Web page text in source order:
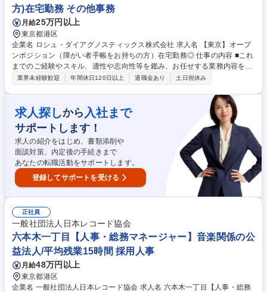
方)在宅勤務 その他事務
月給25万円以上
東京都港区
企業名 ロシュ・ダイアグノスティックス株式会社 求人名 【東京】オープ
ンポジション（障がい者手帳をお持ちの方）在宅勤務◎ 仕事の内容 ■これ
までのご経験やスキル、適性や志向性等を鑑み、お任せする業務内容を決
定いたします。 【品川本社で採用が想定される部門】 ■人事 ■総務 ■経理
京】オープンポジション（障がい者手帳をお持ちの方）在宅勤務◎
業界未経験歓迎 年間休日120日以上 退職金あり 土日祝休み
求人探しから 入社まで
サポートします！
求人の紹介をはじめ、書類添削や
面談対策、内定後の手続きまで
あなたの転職活動をサポートします。
登録してサポートを受ける
正社員
一般社団法人日本レコード協会
六本木一丁目【人事・総務マネージャー】音楽関係の公
益法人/平均残業15時間 採用人事
月給48万円以上
東京都港区
企業名 一般社団法人日本レコード協会 求人名 六本木一丁目【人事・総務